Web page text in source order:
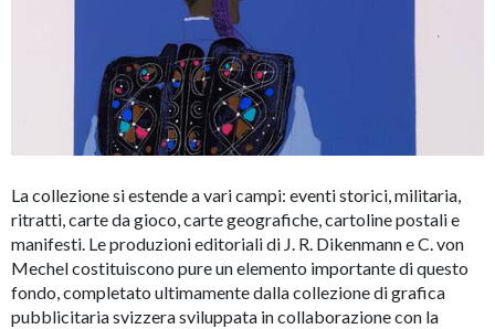
La collezione si estende a vari campi: eventi storici, militaria,
ritratti, carte da gioco, carte geografiche, cartoline postali e
manifesti. Le produzioni editoriali di J. R. Dikenmann e C. von
Mechel costituiscono pure un elemento importante di questo
fondo, completato ultimamente dalla collezione di grafica
pubblicitaria svizzera sviluppata in collaborazione con la